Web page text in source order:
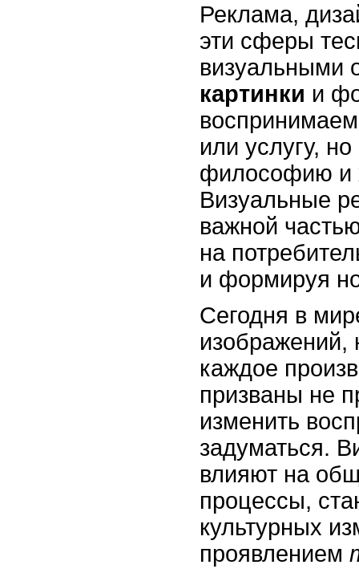
Реклама,
эти сферы
визуальными
картинки и
или услугу,
философию и
Визуальные
важной
на
и формируя
Сегодня в
изображений,
каждое
призваны не
изменить
задуматься.
влияют на
процессы,
культурных
проявлением